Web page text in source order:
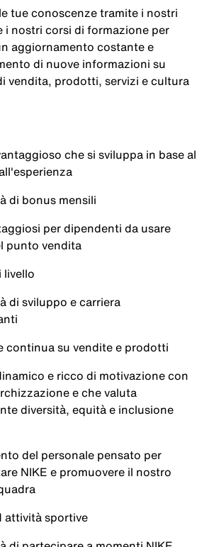
tue conoscenze tramite i nostri
i nostri corsi di formazione per
aggiornamento costante e
di nuove informazioni su
vendita, prodotti, servizi e cultura
che si sviluppa in base al
di bonus mensili
per dipendenti da usare
punto vendita
livello
di sviluppo e carriera
continua su vendite e prodotti
e ricco di motivazione con
e che valuta
diversità, equità e inclusione
del personale pensato per
NIKE e promuovere il nostro
attività sportive